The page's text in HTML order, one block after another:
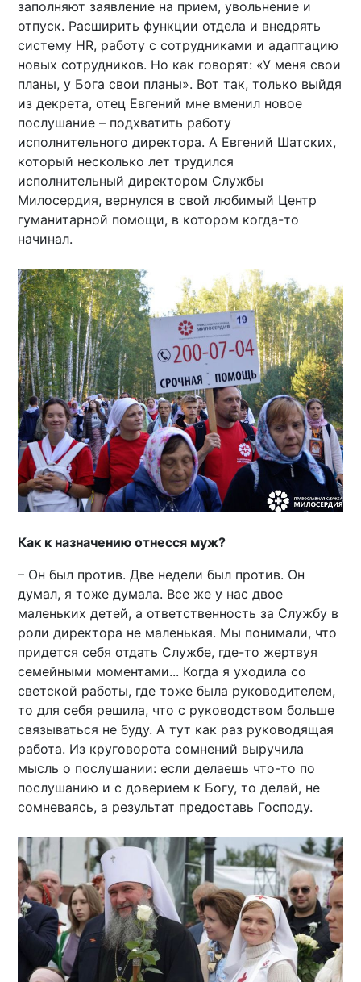
заполняют заявление на прием, увольнение и
отпуск. Расширить функции отдела и внедрять
систему HR, работу с сотрудниками и адаптацию
новых сотрудников. Но как говорят: «У меня свои
планы, у Бога свои планы». Вот так, только выйдя
из декрета, отец Евгений мне вменил новое
послушание – подхватить работу
исполнительного директора. А Евгений Шатских,
который несколько лет трудился
исполнительный директором Службы
Милосердия, вернулся в свой любимый Центр
гуманитарной помощи, в котором когда-то
начинал.
Как к назначению отнесся муж?
– Он был против. Две недели был против. Он
думал, я тоже думала. Все же у нас двое
маленьких детей, а ответственность за Службу в
роли директора не маленькая. Мы понимали, что
придется себя отдать Службе, где-то жертвуя
семейными моментами... Когда я уходила со
светской работы, где тоже была руководителем,
то для себя решила, что с руководством больше
связываться не буду. А тут как раз руководящая
работа. Из круговорота сомнений выручила
мысль о послушании: если делаешь что-то по
послушанию и с доверием к Богу, то делай, не
сомневаясь, а результат предоставь Господу.